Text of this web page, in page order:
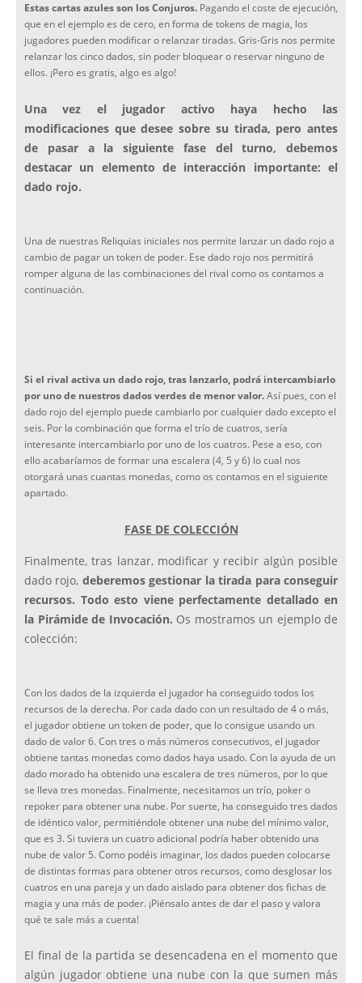
Estas cartas azules son los Conjuros. Pagando el coste de ejecución,
que en el ejemplo es de cero, en forma de tokens de magia, los
jugadores pueden modificar o relanzar tiradas. Gris-Gris nos permite
relanzar los cinco dados, sin poder bloquear o reservar ninguno de
ellos. ¡Pero es gratis, algo es algo!
Una vez el jugador activo haya hecho las
modificaciones que desee sobre su tirada, pero antes
de pasar a la siguiente fase del turno, debemos
destacar un elemento de interacción importante: el
dado rojo.
Una de nuestras Reliquias iniciales nos permite lanzar un dado rojo a
cambio de pagar un token de poder. Ese dado rojo nos permitirá
romper alguna de las combinaciones del rival como os contamos a
continuación.
Si el rival activa un dado rojo, tras lanzarlo, podrá intercambiarlo
por uno de nuestros dados verdes de menor valor.Así pues, con el
dado rojo del ejemplo puede cambiarlo por cualquier dado excepto el
seis. Por la combinación que forma el trío de cuatros, sería
interesante intercambiarlo por uno de los cuatros. Pese a eso, con
ello acabaríamos de formar una escalera (4, 5 y 6) lo cual nos
otorgará unas cuantas monedas, como os contamos en el siguiente
apartado.
FASE DE COLECCIÓN
Finalmente, tras lanzar, modificar y recibir algún posible
dado rojo, deberemos gestionar la tirada para conseguir
recursos. Todo esto viene perfectamente detallado en
la Pirámide de Invocación. Os mostramos un ejemplo de
colección:
Con los dados de la izquierda el jugador ha conseguido todos los
recursos de la derecha. Por cada dado con un resultado de 4 o más,
el jugador obtiene un token de poder, que lo consigue usando un
dado de valor 6. Con tres o más números consecutivos, el jugador
obtiene tantas monedas como dados haya usado. Con la ayuda de un
dado morado ha obtenido una escalera de tres números, por lo que
se lleva tres monedas. Finalmente, necesitamos un trío, poker o
repoker para obtener una nube. Por suerte, ha conseguido tres dados
de idéntico valor, permitiéndole obtener una nube del mínimo valor,
que es 3. Si tuviera un cuatro adicional podría haber obtenido una
nube de valor 5. Como podéis imaginar, los dados pueden colocarse
de distintas formas para obtener otros recursos, como desglosar los
cuatros en una pareja y un dado aislado para obtener dos fichas de
magia y una más de poder. ¡Piénsalo antes de dar el paso y valora
qué te sale más a cuenta!
El final de la partida se desencadena en el momento que
algún jugador obtiene una nube con la que sumen más